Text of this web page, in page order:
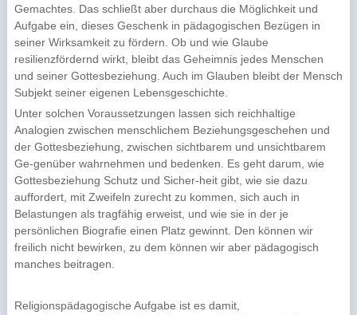
Gemachtes. Das schließt aber durchaus die Möglichkeit und
Aufgabe ein, dieses Geschenk in pädagogischen Bezügen in
seiner Wirksamkeit zu fördern. Ob und wie Glaube
resilienzfördernd wirkt, bleibt das Geheimnis jedes Menschen
und seiner Gottesbeziehung. Auch im Glauben bleibt der Mensch
Subjekt seiner eigenen Lebensgeschichte.
Unter solchen Voraussetzungen lassen sich reichhaltige
Analogien zwischen menschlichem Beziehungsgeschehen und
der Gottesbeziehung, zwischen sichtbarem und unsichtbarem
Ge-genüber wahrnehmen und bedenken. Es geht darum, wie
Gottesbeziehung Schutz und Sicher-heit gibt, wie sie dazu
auffordert, mit Zweifeln zurecht zu kommen, sich auch in
Belastungen als tragfähig erweist, und wie sie in der je
persönlichen Biografie einen Platz gewinnt. Den können wir
freilich nicht bewirken, zu dem können wir aber pädagogisch
manches beitragen.
Religionspädagogische Aufgabe ist es damit,